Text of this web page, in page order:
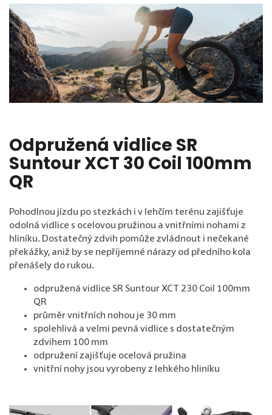
Odpružená vidlice SR
Suntour XCT 30 Coil 100mm
QR
Pohodlnou jízdu po stezkách i v lehčím terénu zajišťuje
odolná vidlice s ocelovou pružinou a vnitřními nohami z
hliníku. Dostatečný zdvih pomůže zvládnout i nečekané
překážky, aniž by se nepříjemné nárazy od předního kola
přenášely do rukou.
odpružená vidlice SR Suntour XCT 230 Coil 100mm
QR
průměr vnitřních nohou je 30 mm
spolehlivá a velmi pevná vidlice s dostatečným
zdvihem 100 mm
odpružení zajišťuje ocelová pružina
vnitřní nohy jsou vyrobeny z lehkého hliníku